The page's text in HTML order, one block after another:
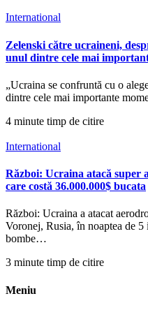
International
Zelenski către ucraineni,
unul dintre cele mai
„Ucraina se confruntă cu o
dintre cele mai importante
4 minute timp de citire
International
Război: Ucraina atacă super
care costă 36.000.000$ bucata
Război: Ucraina a atacat
Voronej, Rusia, în noaptea de
bombe…
3 minute timp de citire
Meniu